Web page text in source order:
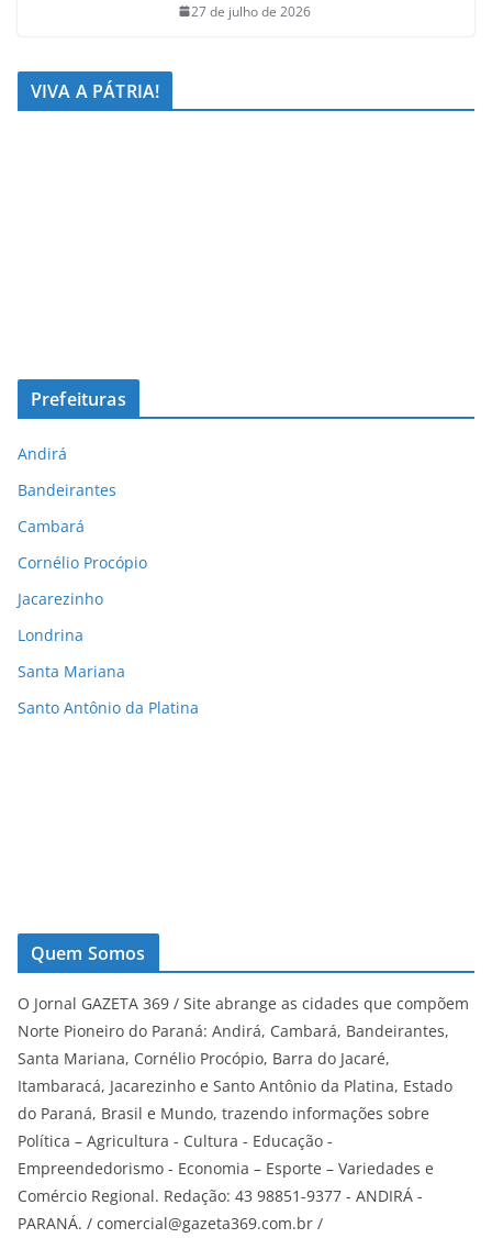
27 de julho de 2026
VIVA A PÁTRIA!
Prefeituras
Andirá
Bandeirantes
Cambará
Cornélio Procópio
Jacarezinho
Londrina
Santa Mariana
Santo Antônio da Platina
Quem Somos
O Jornal GAZETA 369 / Site abrange as cidades que compõem
Norte Pioneiro do Paraná: Andirá, Cambará, Bandeirantes,
Santa Mariana, Cornélio Procópio, Barra do Jacaré,
Itambaracá, Jacarezinho e Santo Antônio da Platina, Estado
do Paraná, Brasil e Mundo, trazendo informações sobre
Política – Agricultura - Cultura - Educação -
Empreendedorismo - Economia – Esporte – Variedades e
Comércio Regional. Redação: 43 98851-9377 - ANDIRÁ -
PARANÁ. / comercial@gazeta369.com.br /